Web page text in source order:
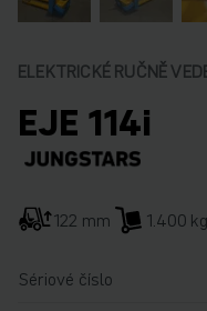
ELEKTRICKÉ RUČNĚ
EJE 114i
122 mm 1.400 kg
Sériové číslo